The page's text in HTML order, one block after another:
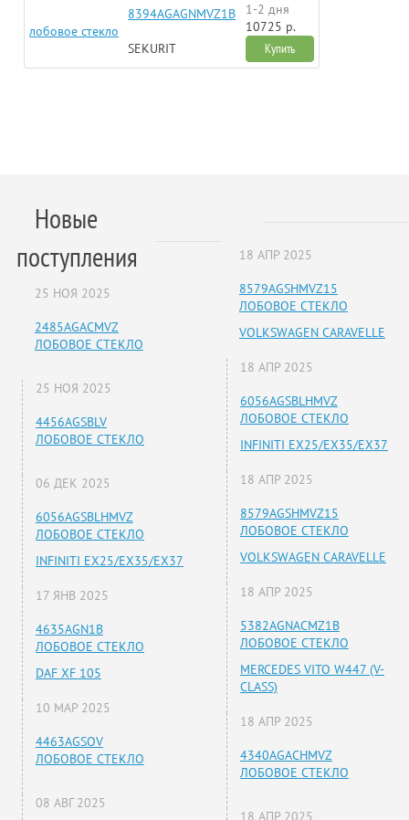
лобовое стекло
8394AGAGNMVZ1B
SEKURIT
1-2 дня
10725 р.
Купить
Новые
поступления
25 НОЯ 2025
2485AGACMVZ
ЛОБОВОЕ СТЕКЛО
25 НОЯ 2025
4456AGSBLV
ЛОБОВОЕ СТЕКЛО
06 ДЕК 2025
6056AGSBLHMVZ
ЛОБОВОЕ СТЕКЛО
INFINITI EX25/EX35/EX37
17 ЯНВ 2025
4635AGN1B
ЛОБОВОЕ СТЕКЛО
DAF XF 105
10 МАР 2025
4463AGSOV
ЛОБОВОЕ СТЕКЛО
08 АВГ 2025
18 АПР 2025
8579AGSHMVZ15
ЛОБОВОЕ СТЕКЛО
VOLKSWAGEN CARAVELLE
18 АПР 2025
6056AGSBLHMVZ
ЛОБОВОЕ СТЕКЛО
INFINITI EX25/EX35/EX37
18 АПР 2025
8579AGSHMVZ15
ЛОБОВОЕ СТЕКЛО
VOLKSWAGEN CARAVELLE
18 АПР 2025
5382AGNACMZ1B
ЛОБОВОЕ СТЕКЛО
MERCEDES VITO W447 (V-
CLASS)
18 АПР 2025
4340AGACHMVZ
ЛОБОВОЕ СТЕКЛО